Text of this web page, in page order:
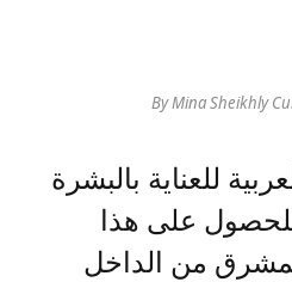
By Mina Sheikhly
للعناية بالبشرة
على هذا
من الداخل